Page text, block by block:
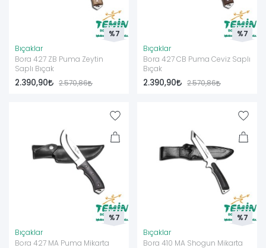
Bıçaklar
Bora 427 ZB Puma Zeytin
Saplı Bıçak
2.390,90 2.570,86
%7
Bıçaklar
Bora 427 CB Puma Ceviz Saplı
Bıçak
2.390,90 2.570,86
%7
Bıçaklar
Bora 427 MA Puma Mikarta
%7
Bıçaklar
Bora 410 MA Shogun Mikarta
%7